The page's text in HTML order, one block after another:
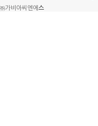
가비아씨엔에 스